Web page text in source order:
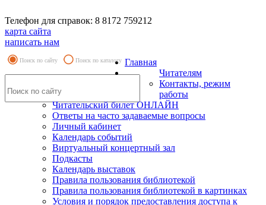
Телефон для справок: 8 8172 759212
карта сайта
написать нам
Поиск по сайту Поиск по каталогу Главная
Читателям
Контакты, режим
работы
Читательский билет ОНЛАЙН
Ответы на часто задаваемые вопросы
Личный кабинет
Календарь событий
Виртуальный концертный зал
Подкасты
Календарь выставок
Правила пользования библиотекой
Правила пользования библиотекой в картинках
Условия и порядок предоставления доступа к